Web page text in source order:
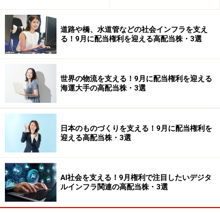
三菱UFJフィナンシャル・グループ＜8306
＞
三菱UFJフィナンシャル・グループ＜8306＞は、国内最
大の金融グループです。銀行だけでなく、信託銀行、証
券、カード事業など幅広い金融サービスを展開していま
す。
銀行にとって、貸出金利と預金金利の差は収益を左右す
る重要な要素です。超低金利が続いた時代は、この差を
広げることが難しい環境でした。しかし、金利が正常化
に向かえば、貸出金利の改善が期待されます。
もちろん、景気や企業の資金需要なども業績に影響しま
すが、「利上げ関連銘柄」として名前が挙がることの多
い企業です。日本の金利正常化を考えるうえで、まず注
目したい銘柄の1つといえるでしょう。
道路や橋、水道管などの社会インフラを支え
る！9月に配当権利を迎える高配当株・3選
世界の物流を支える！9月に配当権利を迎える
海運大手の高配当株・3選
日本のものづくりを支える！9月に配当権利を
迎える高配当株・3選
AI社会を支える！9月権利で注目したいデジタ
ルインフラ関連の高配当株・3選